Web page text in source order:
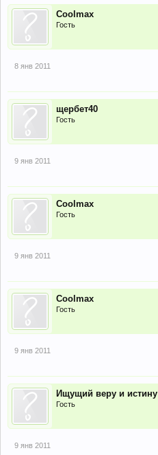
Coolmax
Гость
8 янв 2011
щербет40
Гость
9 янв 2011
Coolmax
Гость
9 янв 2011
Coolmax
Гость
9 янв 2011
Ищущий веру и истину
Гость
9 янв 2011